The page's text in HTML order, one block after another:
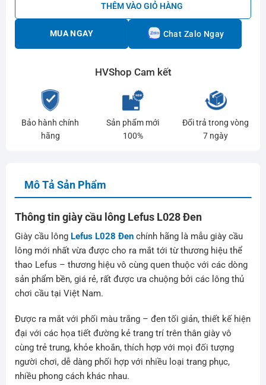
THÊM VÀO GIỎ HÀNG
MUA NGAY Chat Zalo Ngay
HVShop Cam kết
Bảo hành chính
hãng
Sản phẩm mới
100%
Đổi trả trong vòng
7 ngày
Mô Tả Sản Phẩm
Thông tin giày cầu lông Lefus L028 Đen
Giày cầu lông Lefus L028 Đenchính hãng là mẫu giày cầu
lông mới nhất vừa được cho ra mắt tới từ thương hiệu thể
thao Lefus – thương hiệu vô cùng quen thuộc với các dòng
sản phẩm bền, giá rẻ, rất được ưa chuộng bởi các lông thủ
chơi cầu tại Việt Nam.
Được ra mắt với phối màu trắng – đen tối giản, thiết kế hiện
đại với các họa tiết đường kẻ trang trí trên thân giày vô
cùng trẻ trung, khỏe khoắn, thích hợp với mọi đối tượng
người chơi, dễ dàng phối hợp với nhiều loại trang phục,
nhiều phong cách khác nhau.